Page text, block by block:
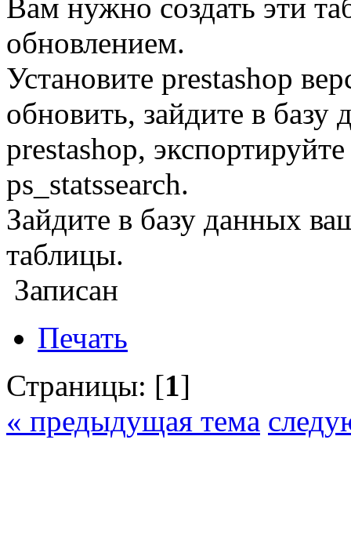
Вам нужно создать эти
обновлением.
Установите prestashop
обновить, зайдите в базу
prestashop,
ps_statssearch.
Зайдите в базу данных
таблицы.
Записан
Печать
Страницы: [1]
« предыдущая тема